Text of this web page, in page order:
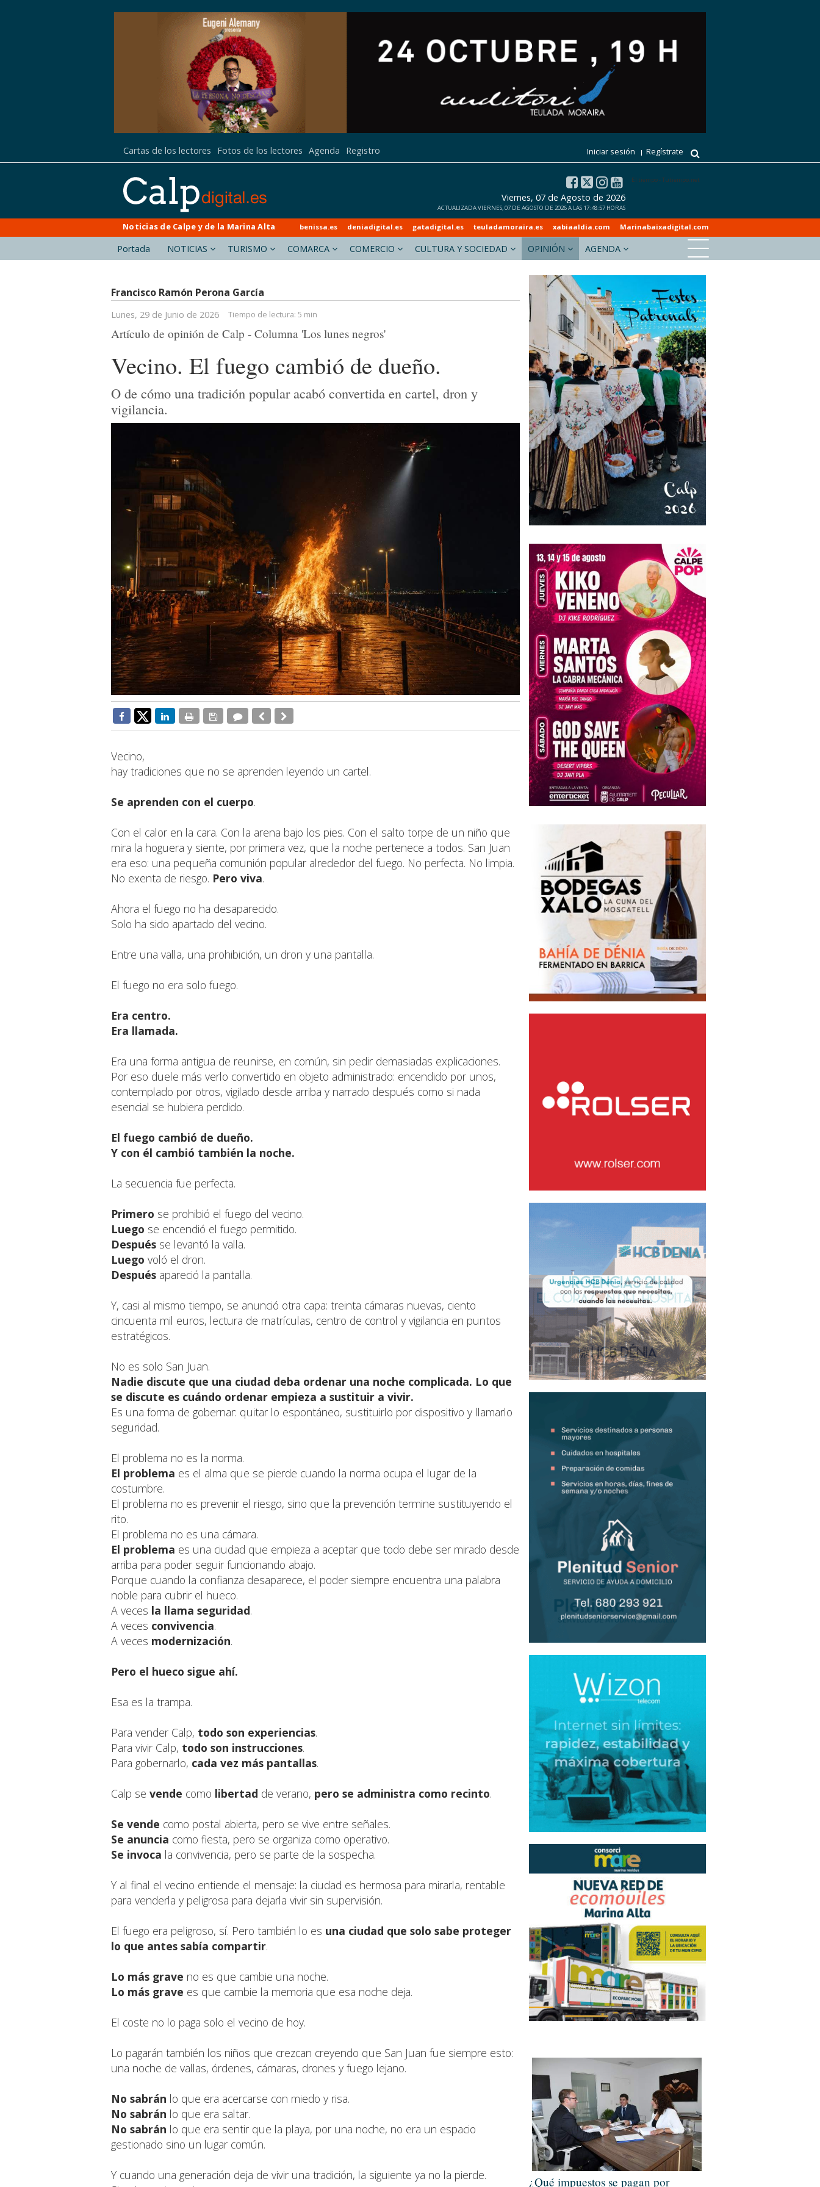
Cartas de los lectores Fotos de los lectores Agenda Registro Iniciar sesión Regístrate
El tiempo - Tutiempo.net
Viernes, 07 de Agosto de 2026
ACTUALIZADA VIERNES, 07 DE AGOSTO DE 2026 A LAS 17:48:57 HORAS
Noticias de Calpe y de la Marina Alta benissa.es deniadigital.es gatadigital.es teuladamoraira.es xabiaaldia.com Marinabaixadigital.com
Portada NOTICIAS TURISMO COMARCA COMERCIO CULTURA Y SOCIEDAD OPINIÓN AGENDA
Francisco Ramón Perona García
Lunes, 29 de Junio de 2026 Tiempo de lectura: 5 min
Artículo de opinión de Calp - Columna 'Los lunes negros'
Vecino. El fuego cambió de dueño.
O de cómo una tradición popular acabó convertida en cartel, dron y
vigilancia.
Vecino,
hay tradiciones que no se aprenden leyendo un cartel.
Se aprenden con el cuerpo.
Con el calor en la cara. Con la arena bajo los pies. Con el salto torpe de un niño que
mira la hoguera y siente, por primera vez, que la noche pertenece a todos. San Juan
era eso: una pequeña comunión popular alrededor del fuego. No perfecta. No limpia.
No exenta de riesgo. Pero viva.
Ahora el fuego no ha desaparecido.
Solo ha sido apartado del vecino.
Entre una valla, una prohibición, un dron y una pantalla.
El fuego no era solo fuego.
Era centro.
Era llamada.
Era una forma antigua de reunirse, en común, sin pedir demasiadas explicaciones.
Por eso duele más verlo convertido en objeto administrado: encendido por unos,
contemplado por otros, vigilado desde arriba y narrado después como si nada
esencial se hubiera perdido.
El fuego cambió de dueño.
Y con él cambió también la noche.
La secuencia fue perfecta.
Primero se prohibió el fuego del vecino.
Luego se encendió el fuego permitido.
Después se levantó la valla.
Luego voló el dron.
Después apareció la pantalla.
Y, casi al mismo tiempo, se anunció otra capa: treinta cámaras nuevas, ciento
cincuenta mil euros, lectura de matrículas, centro de control y vigilancia en puntos
estratégicos.
No es solo San Juan.
Nadie discute que una ciudad deba ordenar una noche complicada. Lo que
se discute es cuándo ordenar empieza a sustituir a vivir.
Es una forma de gobernar: quitar lo espontáneo, sustituirlo por dispositivo y llamarlo
seguridad.
El problema no es la norma.
El problema es el alma que se pierde cuando la norma ocupa el lugar de la
costumbre.
El problema no es prevenir el riesgo, sino que la prevención termine sustituyendo el
rito.
El problema no es una cámara.
El problema es una ciudad que empieza a aceptar que todo debe ser mirado desde
arriba para poder seguir funcionando abajo.
Porque cuando la confianza desaparece, el poder siempre encuentra una palabra
noble para cubrir el hueco.
A veces la llama seguridad.
A veces convivencia.
A veces modernización.
Pero el hueco sigue ahí.
Esa es la trampa.
Para vender Calp, todo son experiencias.
Para vivir Calp, todo son instrucciones.
Para gobernarlo, cada vez más pantallas.
Calp se vende como libertad de verano, pero se administra como recinto.
Se vende como postal abierta, pero se vive entre señales.
Se anuncia como fiesta, pero se organiza como operativo.
Se invoca la convivencia, pero se parte de la sospecha.
Y al final el vecino entiende el mensaje: la ciudad es hermosa para mirarla, rentable
para venderla y peligrosa para dejarla vivir sin supervisión.
El fuego era peligroso, sí. Pero también lo es una ciudad que solo sabe proteger
lo que antes sabía compartir.
Lo más grave no es que cambie una noche.
Lo más grave es que cambie la memoria que esa noche deja.
El coste no lo paga solo el vecino de hoy.
Lo pagarán también los niños que crezcan creyendo que San Juan fue siempre esto:
una noche de vallas, órdenes, cámaras, drones y fuego lejano.
No sabrán lo que era acercarse con miedo y risa.
No sabrán lo que era saltar.
No sabrán lo que era sentir que la playa, por una noche, no era un espacio
gestionado sino un lugar común.
Y cuando una generación deja de vivir una tradición, la siguiente ya no la pierde.
¿Qué impuestos se pagan por